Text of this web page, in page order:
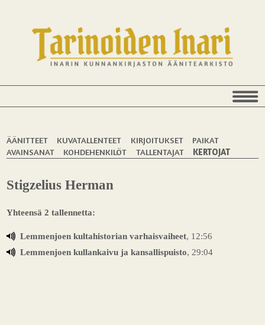
ÄÄNITTEET KUVATALLENTEET KIRJOITUKSET
PAIKAT
AVAINSANAT
KOHDEHENKILÖT TALLENTAJAT KERTOJAT
Stigzelius Herman
Yhteensä 2 tallennetta:
Lemmenjoen kultahistorian varhaisvaiheet, 12:56
Lemmenjoen kullankaivu ja kansallispuisto, 29:04